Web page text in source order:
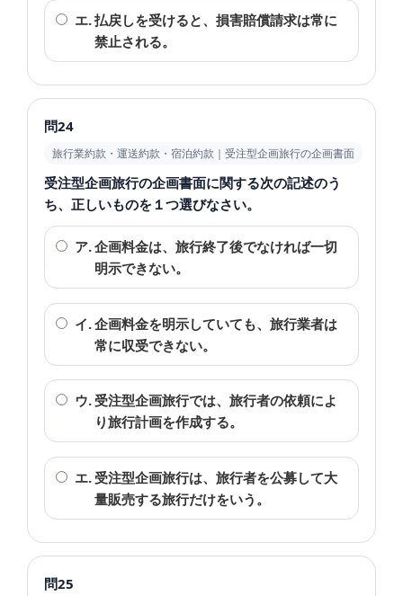
エ.払戻しを受けると、損害賠償請求は常に
禁止される。
問24
旅行業約款・運送約款・宿泊約款｜受注型企画旅行の企画書面
受注型企画旅行の企画書面に関する次の記述のう
ち、正しいものを１つ選びなさい。
ア.企画料金は、旅行終了後でなければ一切
明示できない。
イ.企画料金を明示していても、旅行業者は
常に収受できない。
ウ. 受注型企画旅行では、旅行者の依頼によ
り旅行計画を作成する。
エ. 受注型企画旅行は、旅行者を公募して大
量販売する旅行だけをいう。
問25